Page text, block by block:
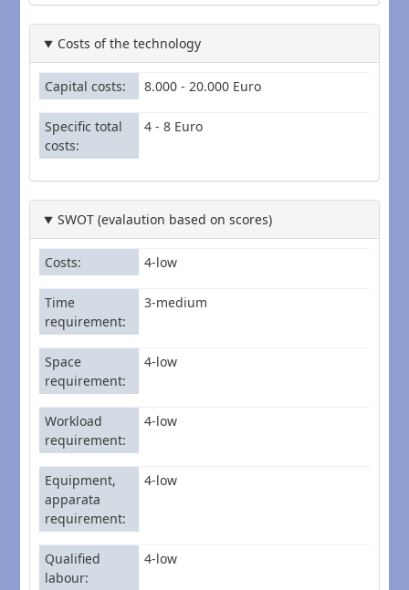
Costs of the technology
Capital costs 8.000 - 20.000 Euro
Specific total
costs
4 - 8 Euro
SWOT (evalaution based on scores)
Costs 4-low
Time
requirement
3-medium
Space
requirement
4-low
Workload
requirement
4-low
Equipment,
apparata
requirement
4-low
Qualified
labour
4-low